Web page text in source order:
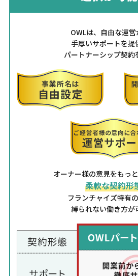
OWLは、自由な運営
手厚いサポートを提
パートナーシップ契約
オーナー様の意見をもっ
柔軟な契約形
フランチャイズ特有
縛られない働き方が